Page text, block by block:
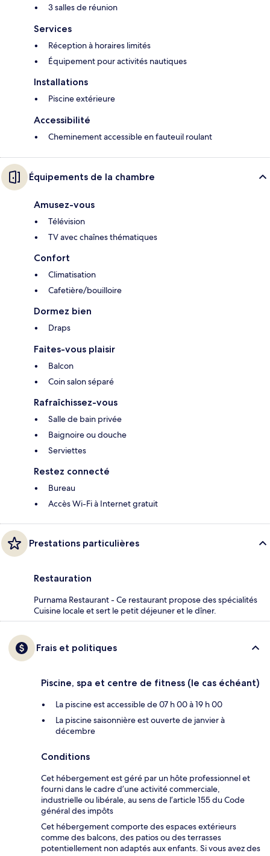
3 salles de réunion
Services
Réception à horaires limités
Équipement pour activités nautiques
Installations
Piscine extérieure
Accessibilité
Cheminement accessible en fauteuil roulant
Équipements de la chambre
Amusez-vous
Télévision
TV avec chaînes thématiques
Confort
Climatisation
Cafetière/bouilloire
Dormez bien
Draps
Faites-vous plaisir
Balcon
Coin salon séparé
Rafraîchissez-vous
Salle de bain privée
Baignoire ou douche
Serviettes
Restez connecté
Bureau
Accès Wi-Fi à Internet gratuit
Prestations particulières
Restauration
Purnama Restaurant - Ce restaurant propose des spécialités
Cuisine locale et sert le petit déjeuner et le dîner.
Frais et politiques
Piscine, spa et centre de fitness (le cas échéant)
La piscine est accessible de 07 h 00 à 19 h 00
La piscine saisonnière est ouverte de janvier à
décembre
Conditions
Cet hébergement est géré par un hôte professionnel et
fourni dans le cadre d’une activité commerciale,
industrielle ou libérale, au sens de l’article 155 du Code
général des impôts
Cet hébergement comporte des espaces extérieurs
comme des balcons, des patios ou des terrasses
potentiellement non adaptés aux enfants. Si vous avez des